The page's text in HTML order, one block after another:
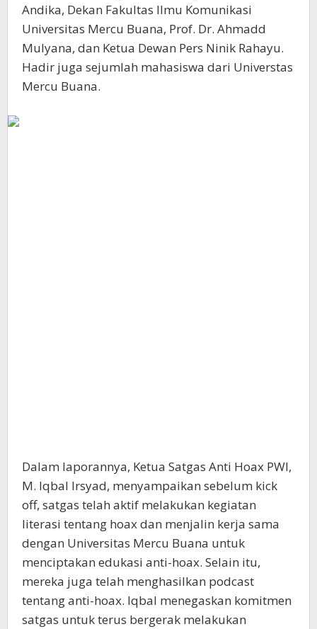
Andika, Dekan Fakultas Ilmu Komunikasi
Universitas Mercu Buana, Prof. Dr. Ahmadd
Mulyana, dan Ketua Dewan Pers Ninik Rahayu.
Hadir juga sejumlah mahasiswa dari Universtas
Mercu Buana.
Dalam laporannya, Ketua Satgas Anti Hoax PWI,
M. Iqbal Irsyad, menyampaikan sebelum kick
off, satgas telah aktif melakukan kegiatan
literasi tentang hoax dan menjalin kerja sama
dengan Universitas Mercu Buana untuk
menciptakan edukasi anti-hoax. Selain itu,
mereka juga telah menghasilkan podcast
tentang anti-hoax. Iqbal menegaskan komitmen
satgas untuk terus bergerak melakukan